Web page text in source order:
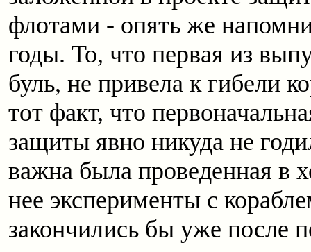
флотами - опять же
годы. То, что первая из
буль, не привела к гибели
тот факт, что
защиты явно никуда не
важна была проведенная в
нее эксперименты с
закончились бы уже после